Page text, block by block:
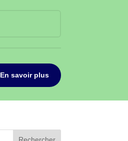
En savoir plus